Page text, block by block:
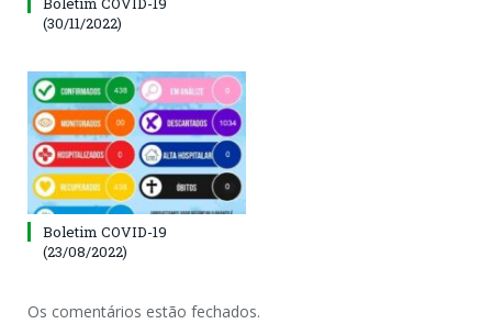
(30/11/2022)
Boletim COVID-19
(23/08/2022)
Os comentários estão fechados.